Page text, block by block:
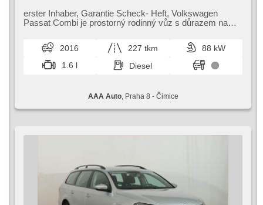
Stabilitätsprogramm (ESP), Nebelscheinwerfer, beheizte
Sitze, Scheibenwischersensor, starten per Taste,
Handgetriebe
erster Inhaber,​ Garantie Scheck​- Heft,​ Volkswagen
Passat Combi je prostorný rodinný vůz s důrazem na
2016 227 tkm
88 kW
1.6 l
Diesel
AAA Auto, Praha 8 - Čimice